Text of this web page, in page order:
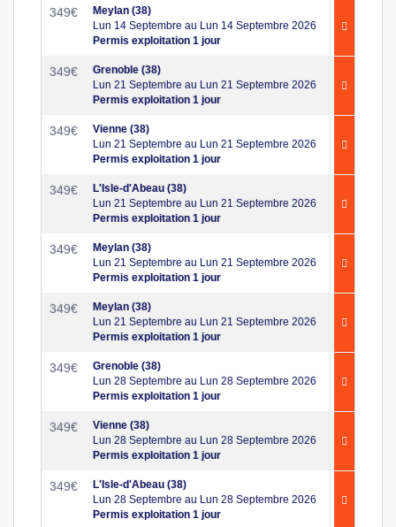
349€
Meylan (38)
Lun 14 Septembre au Lun 14 Septembre 2026
Permis exploitation 1 jour
349€
Grenoble (38)
Lun 21 Septembre au Lun 21 Septembre 2026
Permis exploitation 1 jour
349€
Vienne (38)
Lun 21 Septembre au Lun 21 Septembre 2026
Permis exploitation 1 jour
349€
L'Isle-d'Abeau (38)
Lun 21 Septembre au Lun 21 Septembre 2026
Permis exploitation 1 jour
349€
Meylan (38)
Lun 21 Septembre au Lun 21 Septembre 2026
Permis exploitation 1 jour
349€
Meylan (38)
Lun 21 Septembre au Lun 21 Septembre 2026
Permis exploitation 1 jour
349€
Grenoble (38)
Lun 28 Septembre au Lun 28 Septembre 2026
Permis exploitation 1 jour
349€
Vienne (38)
Lun 28 Septembre au Lun 28 Septembre 2026
Permis exploitation 1 jour
349€
L'Isle-d'Abeau (38)
Lun 28 Septembre au Lun 28 Septembre 2026
Permis exploitation 1 jour